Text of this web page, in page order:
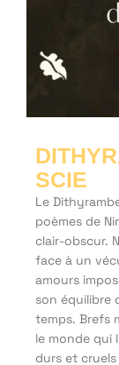
SCIE
Le
poèmes de
clair-obscur.
face à un
amours
son équilibre
temps. Brefs
le monde qui
durs et